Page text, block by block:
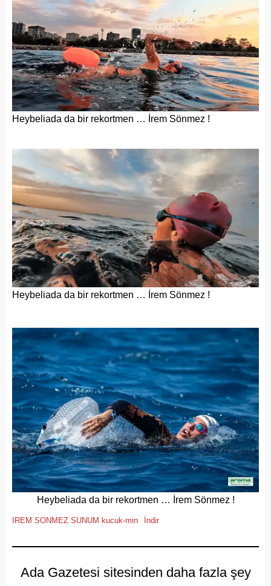
Heybeliada da bir rekortmen … İrem Sönmez !
Heybeliada da bir rekortmen … İrem Sönmez !
Heybeliada da bir rekortmen … İrem Sönmez !
IREM SONMEZ SUNUM kucuk-min İndir
Ada Gazetesi sitesinden daha fazla şey